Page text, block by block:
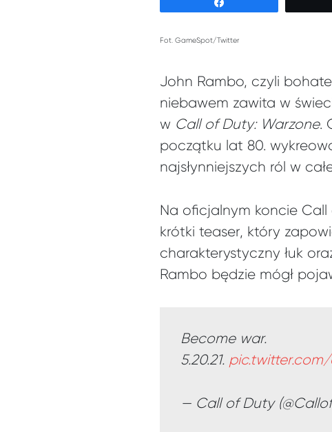
Fot. GameSpot/Twitter
John Rambo, czyli
niebawem zawita w
w Call of Duty: Warzone.
początku lat 80.
najsłynniejszych ról w
Na oficjalnym koncie
krótki teaser, który
charakterystyczny łuk
Rambo będzie mógł
Become war.
5.20.21.
— Call of Duty